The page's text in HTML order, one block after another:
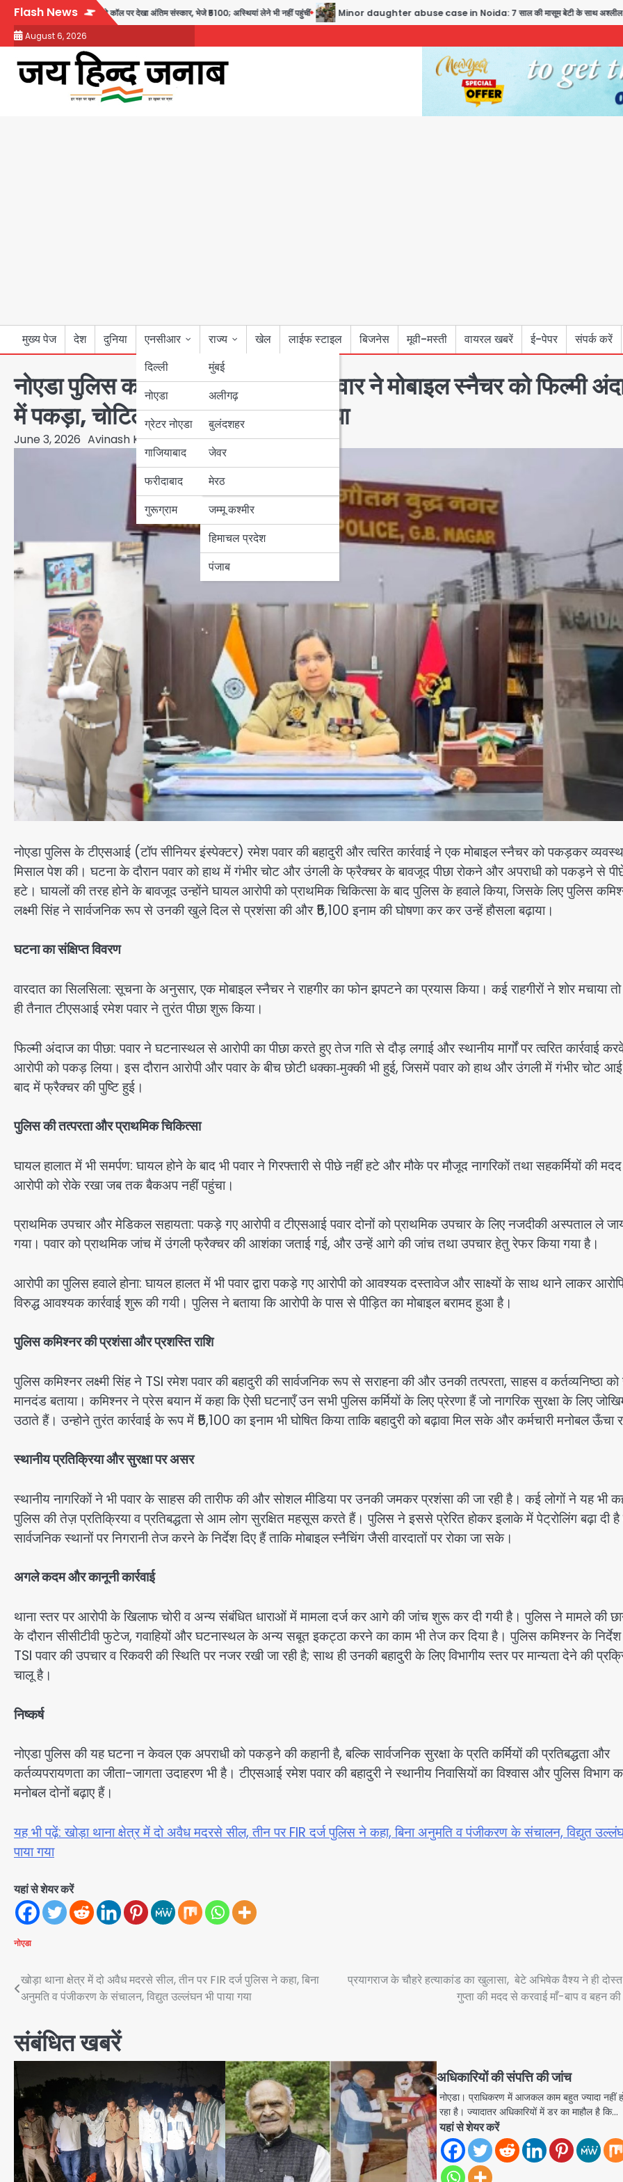
Skip
content
Flash News
बेटियों ने वीडियो कॉल पर देखा अंतिम संस्कार, भेजे ₹5100; अस्थियां लेने भी नहीं पहुंचीं Minor daughter abuse case in Noida: 7 साल की मासूम बेटी के साथ अश्लील हरकत करने वाले
August 6, 2026
मुख्य पेज देश दुनिया
एनसीआर
दिल्ली
नोएडा
ग्रेटर नोएडा
गाजियाबाद
फरीदाबाद
गुरूग्राम
राज्य
मुंबई
उत्तर प्रदेश
अलीगढ़
बुलंदशहर
जेवर
मेरठ
बिहार
पंजाब
हरियाणा
जम्मू कश्मीर
हिमाचल प्रदेश
पंजाब
खेल लाईफ स्टाइल बिजनेस मूवी-मस्ती वायरल खबरें ई-पेपर संपर्क करें
नोएडा पुलिस का रियल हीरो: TSI रमेश पवार ने मोबाइल स्नैचर को फिल्मी
में पकड़ा, चोटिल होकर भी आरोपी को सौंपा
June 3, 2026 Avinash Kumar
नोएडा पुलिस के टीएसआई (टॉप सीनियर इंस्पेक्टर) रमेश पवार की बहादुरी और त्वरित कार्रवाई ने एक मोबाइल स्नैचर को पकड़कर
मिसाल पेश की। घटना के दौरान पवार को हाथ में गंभीर चोट और उंगली के फ्रैक्चर के बावजूद पीछा रोकने और अपराधी को पकड़ने से
हटे। घायलों की तरह होने के बावजूद उन्होंने घायल आरोपी को प्राथमिक चिकित्सा के बाद पुलिस के हवाले किया, जिसके लिए पुलिस
लक्ष्मी सिंह ने सार्वजनिक रूप से उनकी खुले दिल से प्रशंसा की और ₹5,100 इनाम की घोषणा कर कर उन्हें हौसला बढ़ाया।
घटना का संक्षिप्त विवरण
वारदात का सिलसिला: सूचना के अनुसार, एक मोबाइल स्नैचर ने राहगीर का फोन झपटने का प्रयास किया। कई राहगीरों ने शोर मचाया
ही तैनात टीएसआई रमेश पवार ने तुरंत पीछा शुरू किया।
फिल्मी अंदाज का पीछा: पवार ने घटनास्थल से आरोपी का पीछा करते हुए तेज गति से दौड़ लगाई और स्थानीय मार्गों पर त्वरित कार्रवाई
आरोपी को पकड़ लिया। इस दौरान आरोपी और पवार के बीच छोटी धक्का‑मुक्की भी हुई, जिसमें पवार को हाथ और उंगली में गंभीर चोट
बाद में फ्रैक्चर की पुष्टि हुई।
पुलिस की तत्परता और प्राथमिक चिकित्सा
घायल हालात में भी समर्पण: घायल होने के बाद भी पवार ने गिरफ्तारी से पीछे नहीं हटे और मौके पर मौजूद नागरिकों तथा सहकर्मियों की
आरोपी को रोके रखा जब तक बैकअप नहीं पहुंचा।
प्राथमिक उपचार और मेडिकल सहायता: पकड़े गए आरोपी व टीएसआई पवार दोनों को प्राथमिक उपचार के लिए नजदीकी अस्पताल ले
गया। पवार को प्राथमिक जांच में उंगली फ्रैक्चर की आशंका जताई गई, और उन्हें आगे की जांच तथा उपचार हेतु रेफर किया गया है।
आरोपी का पुलिस हवाले होना: घायल हालत में भी पवार द्वारा पकड़े गए आरोपी को आवश्यक दस्तावेज और साक्ष्यों के साथ थाने लाकर
विरुद्ध आवश्यक कार्रवाई शुरू की गयी। पुलिस ने बताया कि आरोपी के पास से पीड़ित का मोबाइल बरामद हुआ है।
पुलिस कमिश्नर की प्रशंसा और प्रशस्ति राशि
पुलिस कमिश्नर लक्ष्मी सिंह ने TSI रमेश पवार की बहादुरी की सार्वजनिक रूप से सराहना की और उनकी तत्परता, साहस व कर्तव्यनिष्ठा
मानदंड बताया। कमिश्नर ने प्रेस बयान में कहा कि ऐसी घटनाएँ उन सभी पुलिस कर्मियों के लिए प्रेरणा हैं जो नागरिक सुरक्षा के लिए
उठाते हैं। उन्होने तुरंत कार्रवाई के रूप में ₹5,100 का इनाम भी घोषित किया ताकि बहादुरी को बढ़ावा मिल सके और कर्मचारी मनोबल ऊँचा
स्थानीय प्रतिक्रिया और सुरक्षा पर असर
स्थानीय नागरिकों ने भी पवार के साहस की तारीफ की और सोशल मीडिया पर उनकी जमकर प्रशंसा की जा रही है। कई लोगों ने यह भी
पुलिस की तेज़ प्रतिक्रिया व प्रतिबद्धता से आम लोग सुरक्षित महसूस करते हैं। पुलिस ने इससे प्रेरित होकर इलाके में पेट्रोलिंग बढ़ा दी
सार्वजनिक स्थानों पर निगरानी तेज करने के निर्देश दिए हैं ताकि मोबाइल स्नैचिंग जैसी वारदातों पर रोका जा सके।
अगले कदम और कानूनी कार्रवाई
थाना स्तर पर आरोपी के खिलाफ चोरी व अन्य संबंधित धाराओं में मामला दर्ज कर आगे की जांच शुरू कर दी गयी है। पुलिस ने मामले की
के दौरान सीसीटीवी फुटेज, गवाहियों और घटनास्थल के अन्य सबूत इकट्ठा करने का काम भी तेज कर दिया है। पुलिस कमिश्नर के निर्देश
TSI पवार की उपचार व रिकवरी की स्थिति पर नजर रखी जा रही है; साथ ही उनकी बहादुरी के लिए विभागीय स्तर पर मान्यता देने की
चालू है।
निष्कर्ष
नोएडा पुलिस की यह घटना न केवल एक अपराधी को पकड़ने की कहानी है, बल्कि सार्वजनिक सुरक्षा के प्रति कर्मियों की प्रतिबद्धता और
कर्तव्यपरायणता का जीता-जागता उदाहरण भी है। टीएसआई रमेश पवार की बहादुरी ने स्थानीय निवासियों का विश्वास और पुलिस विभाग
मनोबल दोनों बढ़ाए हैं।
यह भी पढ़ें: खोड़ा थाना क्षेत्र में दो अवैध मदरसे सील, तीन पर FIR दर्ज पुलिस ने कहा, बिना अनुमति व पंजीकरण के संचालन, विद्युत
पाया गया
यहां से शेयर करें
नोएडा
Post
navigation
खोड़ा थाना क्षेत्र में दो अवैध मदरसे सील, तीन पर FIR दर्ज पुलिस ने कहा, बिना
अनुमति व पंजीकरण के संचालन, विद्युत उल्लंघन भी पाया गया
प्रयागराज के चौहरे हत्याकांड का खुलासा, बेटे अभिषेक वैश्य ने ही
गुप्ता की मदद से करवाई माँ-बाप व बहन की
संबंधित खबरें
अधिकारियों की संपत्ति की जांच
नोएडा। प्राधिकरण में आजकल काम बहुत ज्यादा नहीं
रहा है। ज्यादातर अधिकारियों में डर का माहौल है कि…
यहां से शेयर करें